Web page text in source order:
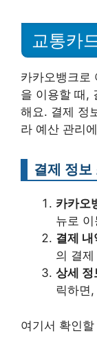
교통카
카카오뱅크로
을 이용할 때,
해요. 결제 정
라 예산 관리
결제 정보
카카오
뉴로
결제 내
의 결
상세 정
릭하면
여기서 확인